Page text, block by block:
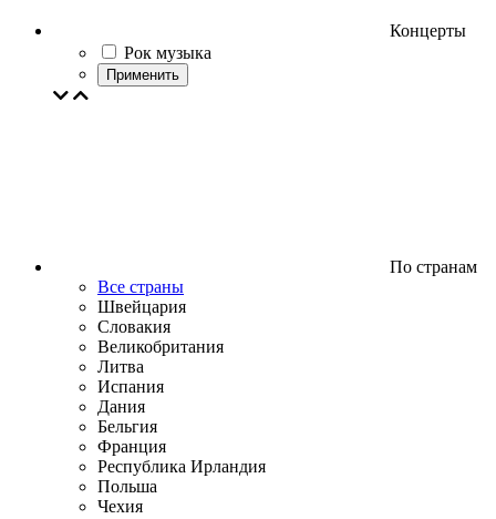
Концерты
Рок музыка
Применить
По странам
Все страны
Швейцария
Словакия
Великобритания
Литва
Испания
Дания
Бельгия
Франция
Республика Ирландия
Польша
Чехия